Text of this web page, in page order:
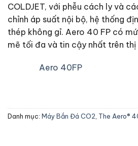
COLDJET, với phễu cách ly và
chỉnh áp suất nội bộ, hệ thống
thép không gỉ. Aero 40 FP có
mẽ tối đa và tin cậy nhất trên thị
Aero 40FP
Danh mục: Máy Bắn Đá CO2 The Aero®